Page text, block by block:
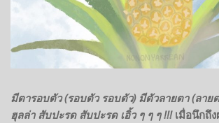
มีตารอบตัว (รอบตัว รอบตัว) มีตัวลายตา (ลาย
ฮุลล่า สับปะรด สับปะรด เอิ้ว ๆ ๆ ๆ !!!เมื่อนึกถึ